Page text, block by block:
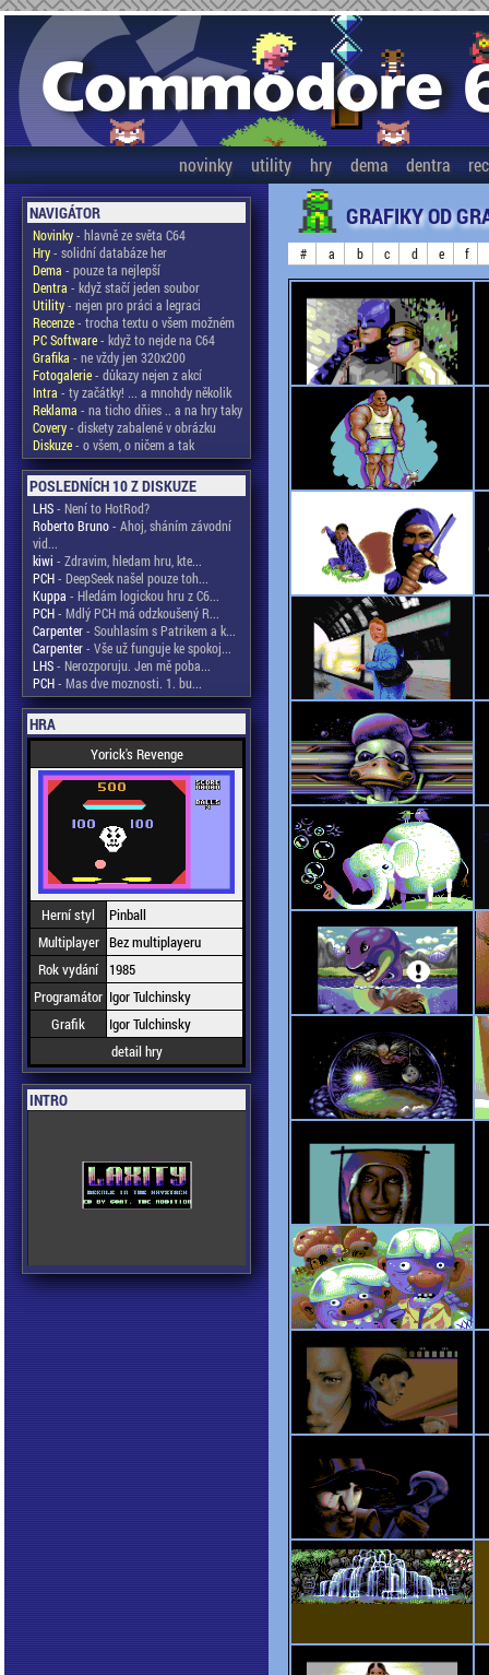
novinky utility hry dema dentra
NAVIGÁTOR
Novinky- hlavně ze světa C64
Hry- solidní databáze her
Dema - pouze ta nejlepší
Dentra - když stačí jeden soubor
Utility- nejen pro práci a legraci
Recenze- trocha textu o všem možném
PC Software- když to nejde na C64
Grafika - ne vždy jen 320x200
Fotogalerie- důkazy nejen z akcí
Intra - ty začátky! ... a mnohdy několik
Reklama - na ticho dňies .. a na hry taky
Covery- diskety zabalené v obrázku
Diskuze- o všem, o ničem a tak
POSLEDNÍCH 10 Z DISKUZE
LHS- Není to HotRod?
Roberto Bruno- Ahoj, sháním závodní
vid...
kiwi - Zdravim, hledam hru, kte...
PCH- DeepSeek našel pouze toh...
Kuppa - Hledám logickou hru z C6...
PCH- Mdlý PCH má odzkoušený R...
Carpenter- Souhlasím s Patrikem a k...
Carpenter- Vše už funguje ke spokoj...
LHS- Nerozporuju. Jen mě poba...
PCH- Mas dve moznosti. 1. bu...
HRA
Yorick's Revenge
Herní styl
Pinball
Multiplayer Bez multiplayeru
Rok vydání
1985
Programátor Igor Tulchinsky
Grafik
Igor Tulchinsky
detail hry
INTRO
GRAFIKY OD
# a b c d e f